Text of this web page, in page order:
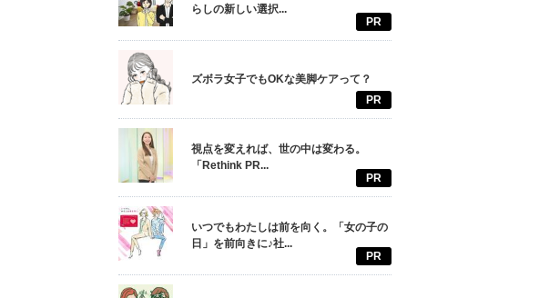
らしの新しい選択...
PR
ズボラ女子でもOKな美脚ケアって？
PR
視点を変えれば、世の中は変わる。
「Rethink PR...
PR
いつでもわたしは前を向く。「女の子の
日」を前向きに♪社...
PR